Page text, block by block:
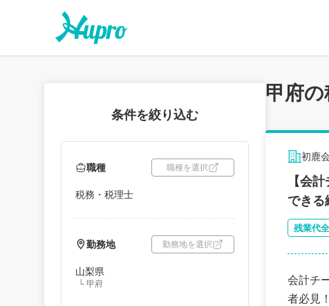
条件を絞り込む
職種 職種を選択
税務・税理士
勤務地 勤務地を選択
山梨県
└ 甲府
甲府
初鹿
【会
できる
残業代
会計チ
者必見